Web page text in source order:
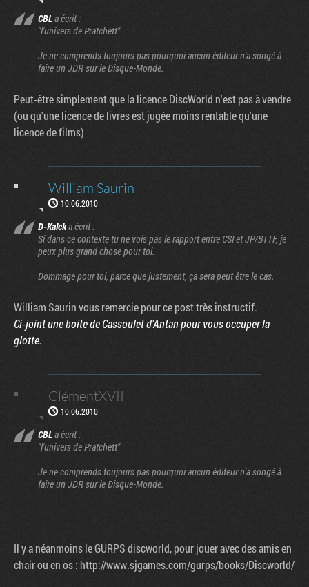
CBLa écrit :
"l'univers de Pratchett"
Je ne comprends toujours pas pourquoi aucun éditeur n'a songé à
faire un JDR sur le Disque-Monde.
Peut-être simplement que la licence DiscWorld n'est pas à vendre
(ou qu'une licence de livres est jugée moins rentable qu'une
licence de films)
William Saurin
10.06.2010
D-Kalcka écrit :
Si dans ce contexte tu ne vois pas le rapport entre CSI et JP/BTTF, je
peux plus grand chose pour toi.
Dommage pour toi, parce que justement, ça sera peut être le cas.
William Saurin vous remercie pour ce post très instructif.
Ci-joint une boite de Cassoulet d'Antan pour vous occuper la
glotte.
ClémentXVII
10.06.2010
CBLa écrit :
"l'univers de Pratchett"
Je ne comprends toujours pas pourquoi aucun éditeur n'a songé à
faire un JDR sur le Disque-Monde.
Il y a néanmoins le GURPS discworld, pour jouer avec des amis en
chair ou en os : http://www.sjgames.com/gurps/books/Discworld/